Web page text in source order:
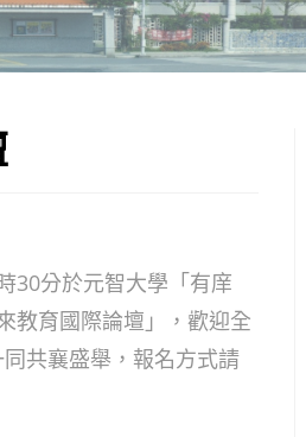
30分於元智大學「有庠
教育國際論壇」，歡迎全
共襄盛舉，報名方式請